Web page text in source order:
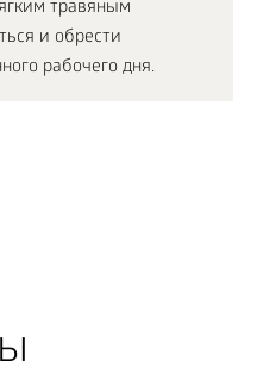
травяным
и обрести
рабочего дня.